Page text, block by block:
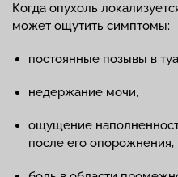
Когда опухоль
может ощутить симптомы:
постоянные позывы в
недержание мочи,
ощущение
после его опорожнения,